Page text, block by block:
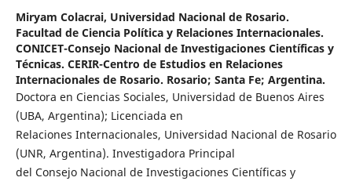
Miryam Colacrai, Universidad Nacional de Rosario.
Facultad de Ciencia Política y Relaciones Internacionales.
CONICET-Consejo Nacional de Investigaciones Científicas y
Técnicas. CERIR-Centro de Estudios en Relaciones
Internacionales de Rosario. Rosario; Santa Fe; Argentina.
Doctora en Ciencias Sociales, Universidad de Buenos Aires
(UBA, Argentina); Licenciada en
Relaciones Internacionales, Universidad Nacional de Rosario
(UNR, Argentina). Investigadora Principal
del Consejo Nacional de Investigaciones Científicas y